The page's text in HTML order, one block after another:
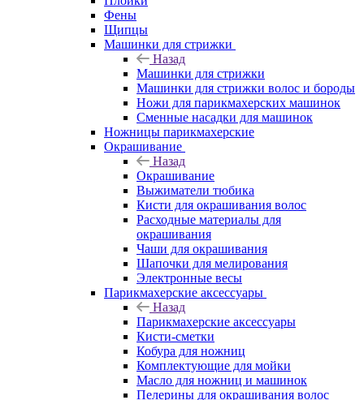
Фены
Щипцы
Машинки для стрижки
Назад
Машинки для стрижки
Машинки для стрижки волос и бороды
Ножи для парикмахерских машинок
Сменные насадки для машинок
Ножницы парикмахерские
Окрашивание
Назад
Окрашивание
Выжиматели тюбика
Кисти для окрашивания волос
Расходные материалы для
окрашивания
Чаши для окрашивания
Шапочки для мелирования
Электронные весы
Парикмахерские аксессуары
Назад
Парикмахерские аксессуары
Кисти-сметки
Кобура для ножниц
Комплектующие для мойки
Масло для ножниц и машинок
Пелерины для окрашивания волос